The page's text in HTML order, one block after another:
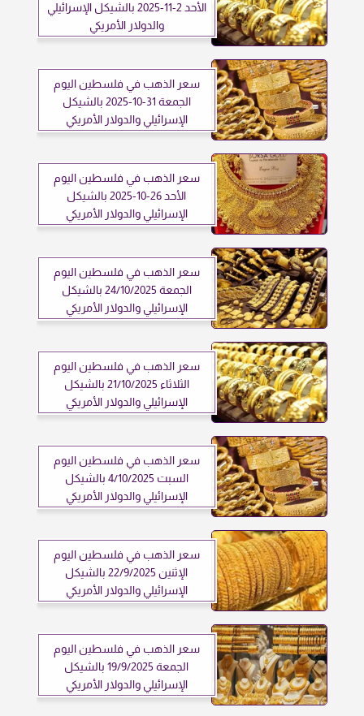
الأحد 2-11-2025 بالشيكل الإسرائيلي
والدولار الأمريكي
سعر الذهب في فلسطين اليوم
الجمعة 31-10-2025 بالشيكل
الإسرائيلي والدولار الأمريكي
سعر الذهب في فلسطين اليوم
الأحد 26-10-2025 بالشيكل
الإسرائيلي والدولار الأمريكي
سعر الذهب في فلسطين اليوم
الجمعة 24/10/2025 بالشيكل
الإسرائيلي والدولار الأمريكي
سعر الذهب في فلسطين اليوم
الثلاثاء 21/10/2025 بالشيكل
الإسرائيلي والدولار الأمريكي
سعر الذهب في فلسطين اليوم
السبت 4/10/2025 بالشيكل
الإسرائيلي والدولار الأمريكي
سعر الذهب في فلسطين اليوم
الإثنين 22/9/2025 بالشيكل
الإسرائيلي والدولار الأمريكي
سعر الذهب في فلسطين اليوم
الجمعة 19/9/2025 بالشيكل
الإسرائيلي والدولار الأمريكي